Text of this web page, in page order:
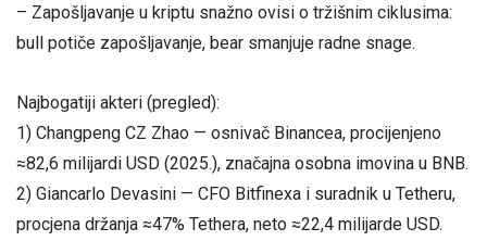
– Zapošljavanje u kriptu snažno ovisi o tržišnim ciklusima:
bull potiče zapošljavanje, bear smanjuje radne snage.
Najbogatiji akteri (pregled):
1) Changpeng CZ Zhao — osnivač Binancea, procijenjeno
≈82,6 milijardi USD (2025.), značajna osobna imovina u BNB.
2) Giancarlo Devasini — CFO Bitfinexa i suradnik u Tetheru,
procjena držanja ≈47% Tethera, neto ≈22,4 milijarde USD.